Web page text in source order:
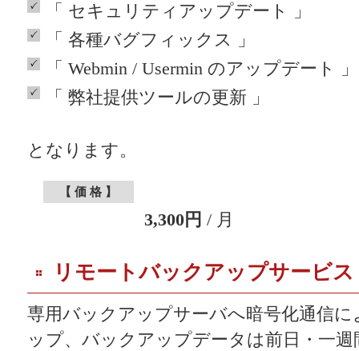
「 セキュリティアップデート 」
「 各種バグフィックス 」
「 Webmin / Usermin のアップデート 」
「 弊社提供ツールの更新 」
となります。
【 価 格 】
3,300円 / 月
リモートバックアップサービス
専用バックアップサーバへ暗号化通信
ップ、バックアップデータは前日・一